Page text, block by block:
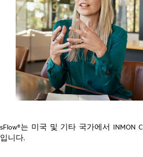
sFlow®는 미국 및 기타 국가에서 INMON
입니다.